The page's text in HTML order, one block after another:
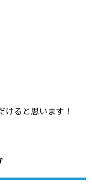
ると思います！